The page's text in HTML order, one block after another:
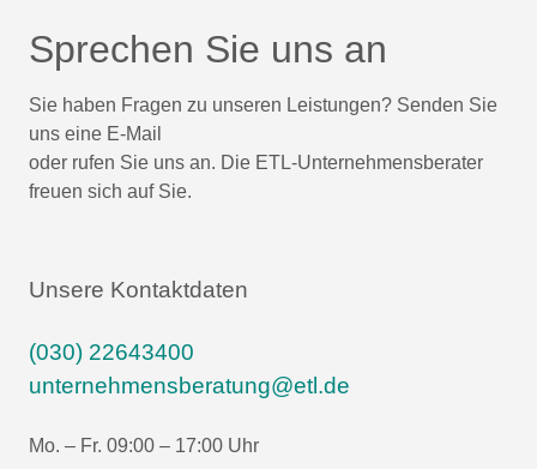
Sprechen Sie uns an
Sie haben Fragen zu unseren Leistungen? Senden Sie
uns eine E-Mail
oder rufen Sie uns an. Die ETL-Unternehmensberater
freuen sich auf Sie.
Unsere Kontaktdaten
(030) 22643400
unternehmensberatung@etl.de
Mo. – Fr. 09:00 – 17:00 Uhr